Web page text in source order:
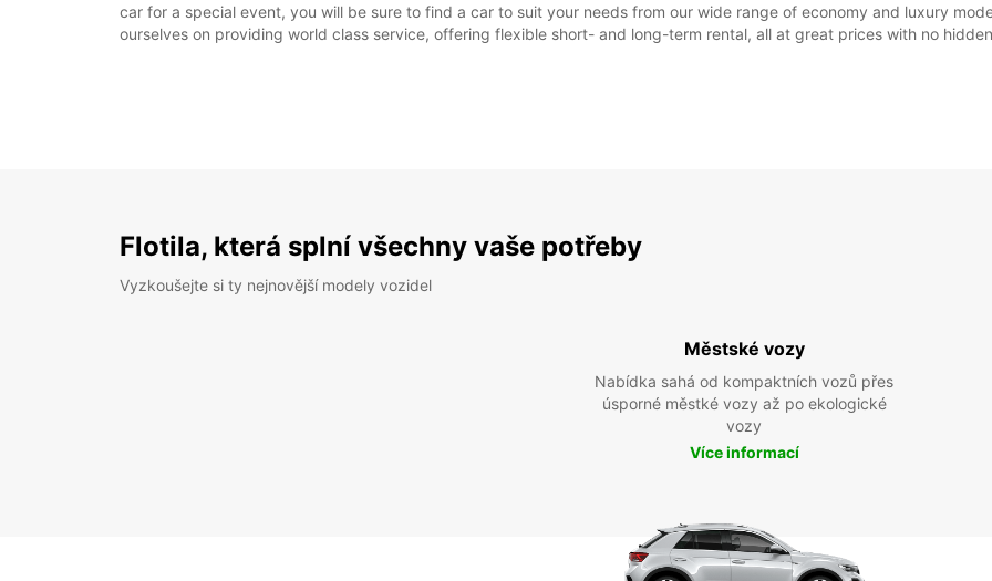
car for a special event, you will be sure to find a car to suit your needs from our wide range of economy and luxury
ourselves on providing world class service, offering flexible short- and long-term rental, all at great prices with no
Flotila, která splní všechny vaše potřeby
Vyzkoušejte si ty nejnovější modely vozidel
Městské vozy
Nabídka sahá od kompaktních vozů přes
úsporné městké vozy až po ekologické
vozy
Více informací